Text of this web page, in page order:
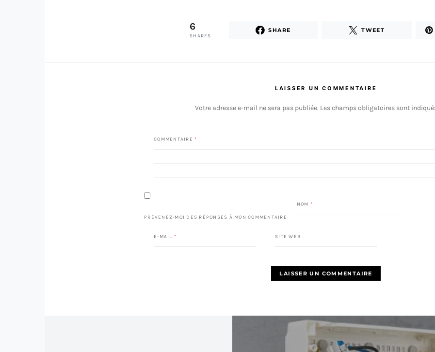
6
SHARES
SHARE TWEET
LAISSER UN COMMENTAIRE
Votre adresse e-mail ne sera pas publiée. Les champs obligatoires sont
COMMENTAIRE *
PRÉVENEZ-MOI DES RÉPONSES À MON COMMENTAIRE
NOM *
E-MAIL * SITE WEB